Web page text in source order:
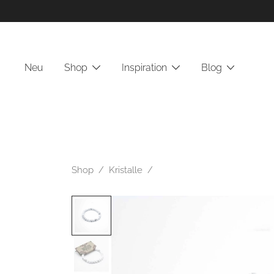
Neu Shop Inspiration Blog
Shop / Kristalle /